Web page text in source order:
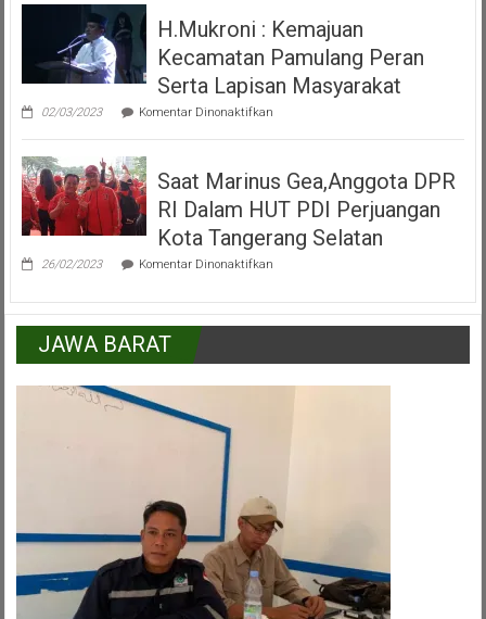
Alun
Kecamatan
Pamulang
Tangerang
Selatan
H.Mukroni : Kemajuan
Kecamatan Pamulang Peran
Serta Lapisan Masyarakat
02/03/2023 Komentar Dinonaktifkanpada
:
Kecamatan
Pamulang
Peran
Lapisan
Masyarakat
Saat Marinus Gea,Anggota DPR
RI Dalam HUT PDI Perjuangan
Kota Tangerang Selatan
26/02/2023 Komentar Dinonaktifkanpada
Gea,Anggota
DPR
Dalam
JAWA BARAT